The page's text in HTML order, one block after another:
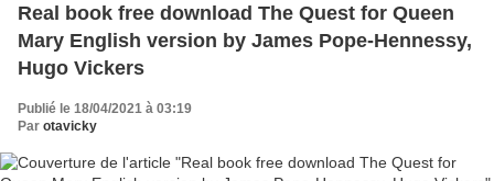
Real book free download The Quest for Queen
Mary English version by James Pope-Hennessy,
Hugo Vickers
Publié le 18/04/2021 à 03:19
Par otavicky